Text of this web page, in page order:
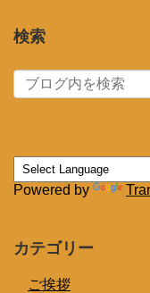
検索
Powered by
カテゴリー
ご挨拶